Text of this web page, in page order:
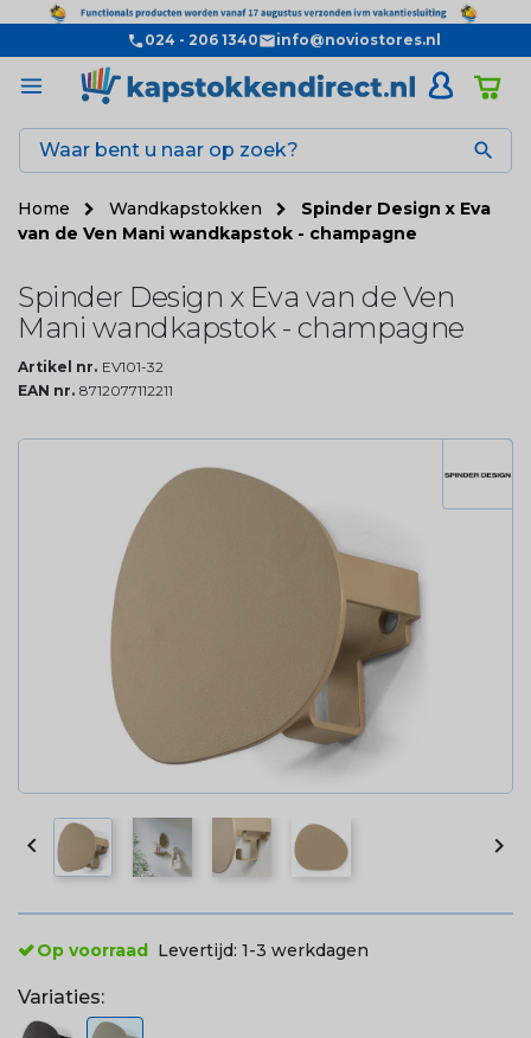
024 - 206 1340 info@noviostores.nl

Home Wandkapstokken
Spinder Design x Eva
van de Ven Mani wandkapstok - champagne
Spinder Design x Eva van de Ven
Mani wandkapstok - champagne
Artikel nr. EV101-32
EAN nr. 8712077112211
 
Op voorraad Levertijd: 1-3 werkdagen
Variaties: